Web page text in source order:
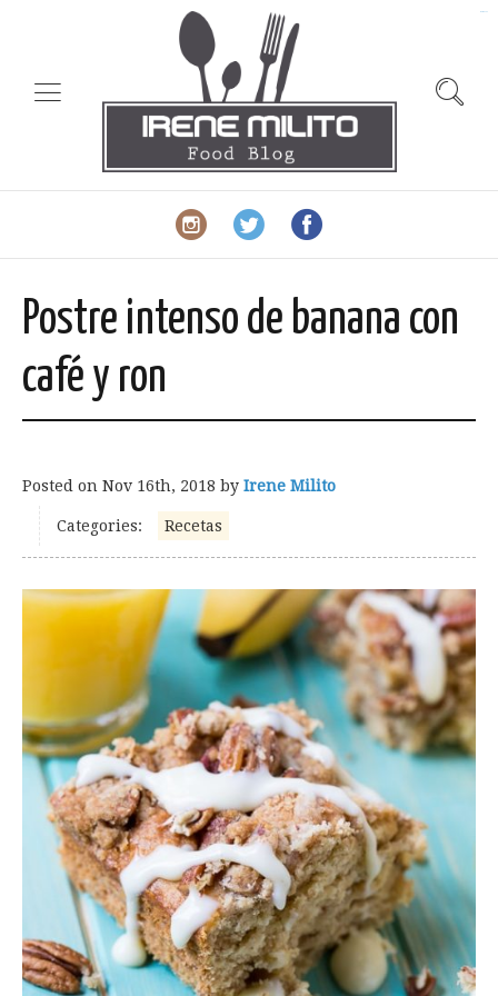
Postre intenso de banana con
café y ron
Posted on Nov 16th, 2018 by Irene Milito
Categories: Recetas